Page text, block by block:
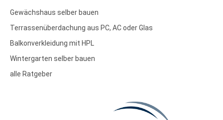
Gewächshaus selber bauen
Terrassenüberdachung aus PC, AC oder Glas
Balkonverkleidung mit HPL
Wintergarten selber bauen
alle Ratgeber